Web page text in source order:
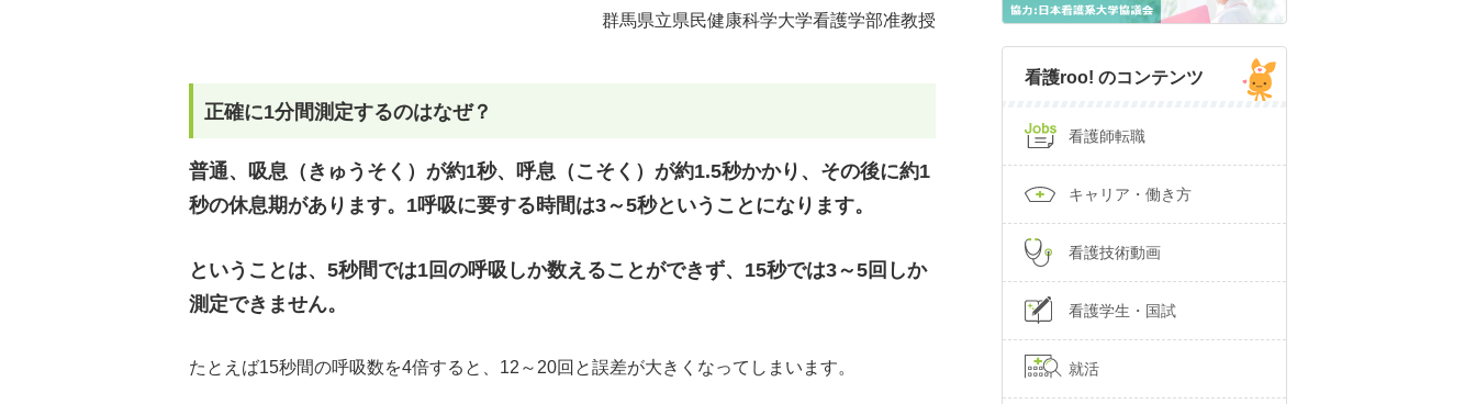
群馬県立県民健康科学大学看護学部准教授
正確に1分間測定するのはなぜ？
普通、吸息（きゅうそく）が約1秒、呼息（こそく）が約1.5秒かかり、その後に約1
秒の休息期があります。1呼吸に要する時間は3～5秒ということになります。
ということは、5秒間では1回の呼吸しか数えることができず、15秒では3～5回しか
測定できません。
たとえば15秒間の呼吸数を4倍すると、12～20回と誤差が大きくなってしまいます。
看護roo! のコンテンツ
看護師転職
キャリア・働き方
看護技術動画
看護学生・国試
就活